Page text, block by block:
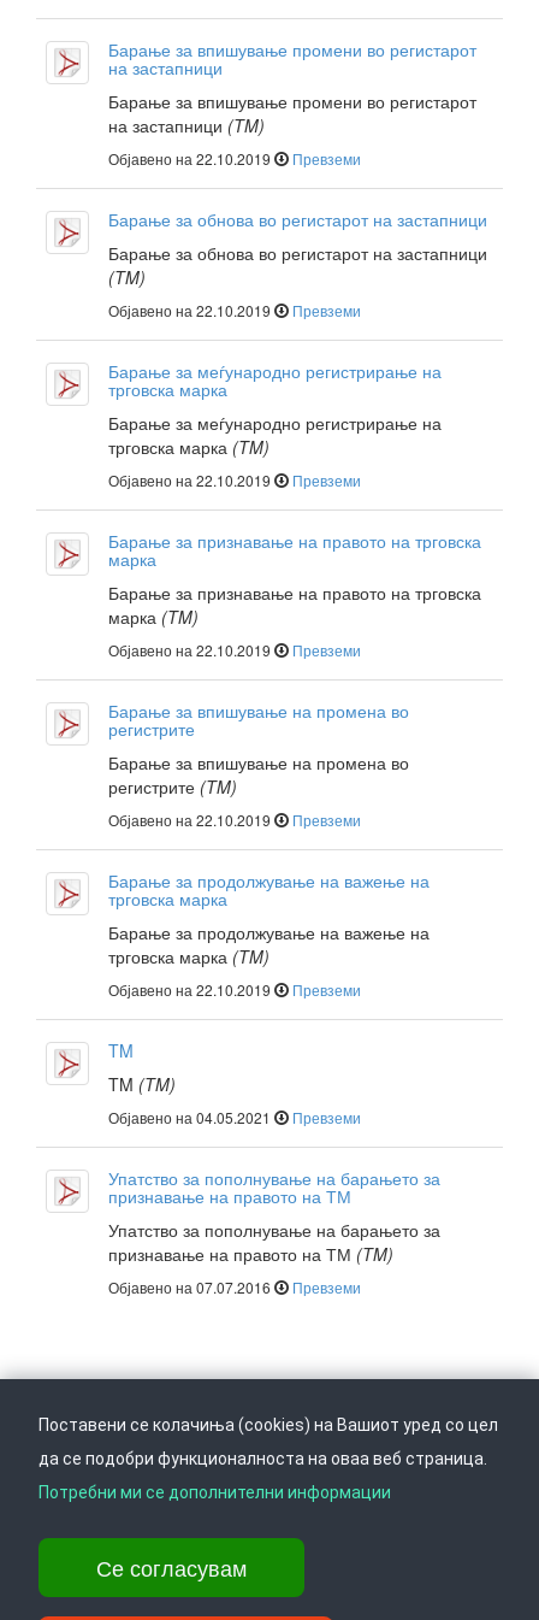
Барање за впишување промени во регистарот
на застапници
Барање за впишување промени во регистарот
на застапници (TM)
Објавено на 22.10.2019 Превземи
Барање за обнова во регистарот на застапници
Барање за обнова во регистарот на застапници
(TM)
Објавено на 22.10.2019 Превземи
Барање за меѓународно регистрирање на
трговска марка
Барање за меѓународно регистрирање на
трговска марка (TM)
Објавено на 22.10.2019 Превземи
Барање за признавање на правото на трговска
марка
Барање за признавање на правото на трговска
марка (TM)
Објавено на 22.10.2019 Превземи
Барање за впишување на промена во
регистрите
Барање за впишување на промена во
регистрите (TM)
Објавено на 22.10.2019 Превземи
Барање за продолжување на важење на
трговска марка
Барање за продолжување на важење на
трговска марка (TM)
Објавено на 22.10.2019 Превземи
TM
TM (TM)
Објавено на 04.05.2021 Превземи
Упатство за пополнување на барањето за
признавање на правото на ТМ
Упатство за пополнување на барањето за
признавање на правото на ТМ (TM)
Објавено на 07.07.2016 Превземи
Врати се горе Следете не на
Ул. Даме Груев 14, Катна гаража Беко на 1-виот кат, 1000 Скопје,
Поставени се колачиња (cookies) на Вашиот уред со цел
да се подобри функционалноста на оваа веб страница.
Потребни ми се дополнителни информации
Се согласувам